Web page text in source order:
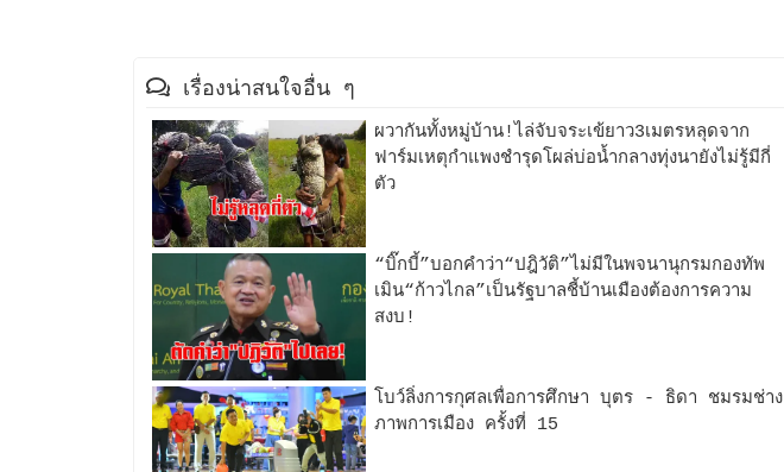
เรื่องน่าสนใจอื่น ๆ
ผวากันทั้งหมู่บ้าน!ไล่จับจระเข้ยาว3เมตรหลุดจาก
ฟาร์มเหตุกำแพงชำรุดโผล่บ่อน้ำกลางทุ่งนายังไม่รู้มีกี่
ตัว
“บิ๊กบี้”บอกคำว่า“ปฎิวัติ”ไม่มีในพจนานุกรมกองทัพ
เมิน“ก้าวไกล”เป็นรัฐบาลชี้บ้านเมืองต้องการความ
สงบ!
โบว์ลิ่งการกุศลเพื่อการศึกษา บุตร - ธิดา ชมรมช่าง
ภาพการเมือง ครั้งที่ 15